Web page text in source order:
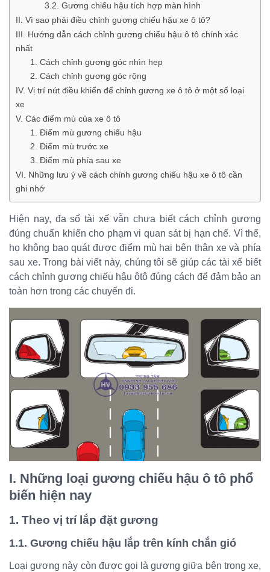
3.2. Gương chiếu hậu tích hợp màn hình
II. Vì sao phải điều chỉnh gương chiếu hậu xe ô tô?
III. Hướng dẫn cách chỉnh gương chiếu hậu ô tô chính xác
nhất
1. Cách chỉnh gương góc nhìn hẹp
2. Cách chỉnh gương góc rộng
IV. Vị trí nút điều khiển để chỉnh gương xe ô tô ở một số loại
xe
V. Các điểm mù của xe ô tô
1. Điểm mù gương chiếu hậu
2. Điểm mù trước xe
3. Điểm mù phía sau xe
VI. Những lưu ý về cách chỉnh gương chiếu hậu xe ô tô cần
ghi nhớ
Hiện nay, đa số tài xế vẫn chưa biết cách chỉnh gương
đúng chuẩn khiến cho phạm vi quan sát bị hạn chế. Vì thế,
họ không bao quát được điểm mù hai bên thân xe và phía
sau xe. Trong bài viết này, chúng tôi sẽ giúp các tài xế biết
cách chỉnh gương chiếu hậu ôtô đúng cách để đảm bảo an
toàn hơn trong các chuyến đi.
I. Những loại gương chiếu hậu ô tô phổ
biến hiện nay
1. Theo vị trí lắp đặt gương
1.1. Gương chiếu hậu lắp trên kính chắn gió
Loại gương này còn được gọi là gương giữa bên trong xe,